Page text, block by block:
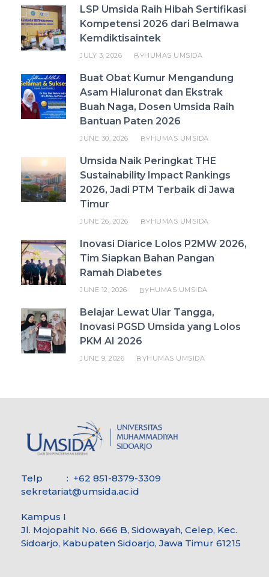
LSP Umsida Raih Hibah Sertifikasi
Kompetensi 2026 dari Belmawa
Kemdiktisaintek
JULY 3, 2026 BYHUMAS UMSIDA
Buat Obat Kumur Mengandung
Asam Hialuronat dan Ekstrak
Buah Naga, Dosen Umsida Raih
Bantuan Paten 2026
JUNE 30, 2026 BYHUMAS UMSIDA
Umsida Naik Peringkat THE
Sustainability Impact Rankings
2026, Jadi PTM Terbaik di Jawa
Timur
JUNE 26, 2026 BYHUMAS UMSIDA
Inovasi Diarice Lolos P2MW 2026,
Tim Siapkan Bahan Pangan
Ramah Diabetes
JUNE 12, 2026 BYHUMAS UMSIDA
Belajar Lewat Ular Tangga,
Inovasi PGSD Umsida yang Lolos
PKM AI 2026
JUNE 9, 2026 BYHUMAS UMSIDA
Telp : +62 851-8379-3309
sekretariat@umsida.ac.id
Kampus I
Jl. Mojopahit No. 666 B, Sidowayah, Celep, Kec.
Sidoarjo, Kabupaten Sidoarjo, Jawa Timur 61215